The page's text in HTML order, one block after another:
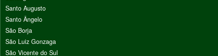
Santo Augusto
Santo Ângelo
São Borja
São Luiz Gonzaga
São Vicente do Sul